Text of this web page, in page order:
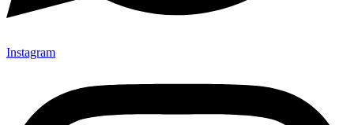
Instagram